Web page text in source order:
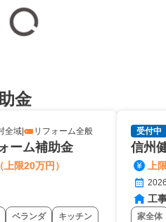
金
全域 リフォーム全般
ーム補助金
限20万円）
ベランダ キッチン
受付中
信州
上
工
家全体